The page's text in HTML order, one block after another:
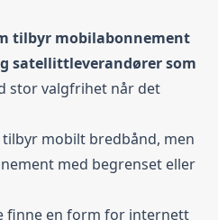
tilbyr mobilabonnement
satellittleverandører som
stor valgfrihet når det
mobilt bredbånd, men
med begrenset eller
finne en form for internett